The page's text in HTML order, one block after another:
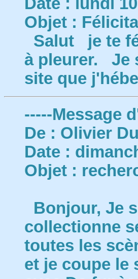
Objet :
Salut je te
à pleurer. Je
site que
-----Message
De : Olivier
Date :
Objet :
Bonjour, Je
collectionne
toutes les
et je coupe le